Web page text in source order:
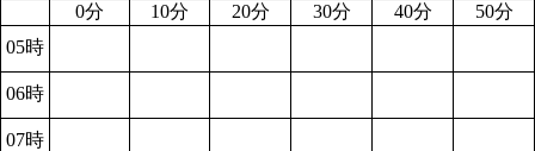
0分
10分 20分 30分 40分
50分
05時
06時
07時